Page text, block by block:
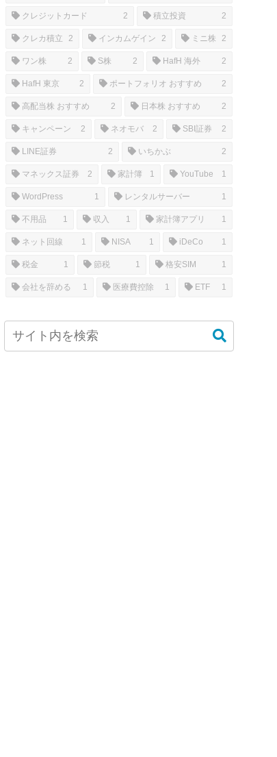
クレジットカード 2 積立投資 2
クレカ積立 2 インカムゲイン 2 ミニ株 2
ワン株 2 S株 2 HafH 海外 2
HafH 東京 2 ポートフォリオ おすすめ 2
高配当株 おすすめ 2 日本株 おすすめ 2
キャンペーン 2 ネオモバ 2 SBI証券 2
LINE証券 2 いちかぶ 2
マネックス証券 2 家計簿 1 YouTube 1
WordPress 1 レンタルサーバー 1
不用品 1 収入 1 家計簿アプリ 1
ネット回線 1 NISA 1 iDeCo 1
税金 1 節税 1 格安SIM 1
会社を辞める 1 医療費控除 1 ETF 1